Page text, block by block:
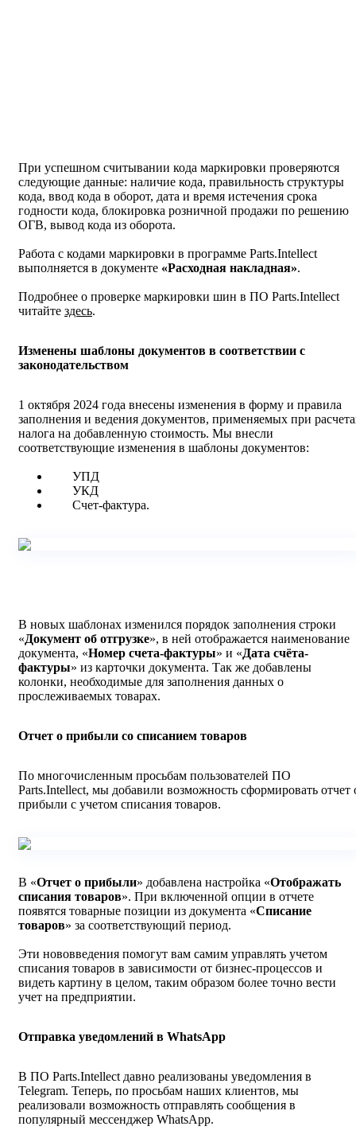
При успешном считывании кода маркировки проверяются
следующие данные: наличие кода, правильность структуры
кода, ввод кода в оборот, дата и время истечения срока
годности кода, блокировка розничной продажи по решению
ОГВ, вывод кода из оборота.
Работа с кодами маркировки в программе Parts.Intellect
выполняется в документе «Расходная накладная».
Подробнее о проверке маркировки шин в ПО Parts.Intellect
читайте здесь.
Изменены шаблоны документов в соответствии с
законодательством
1 октября 2024 года внесены изменения в форму и правила
заполнения и ведения документов, применяемых при
налога на добавленную стоимость. Мы внесли
соответствующие изменения в шаблоны документов:
УПД
УКД
Счет-фактура.
В новых шаблонах изменился порядок заполнения строки
«Документ об отгрузке», в ней отображается наименование
документа, «Номер счета-фактуры» и «Дата счёта-
фактуры» из карточки документа. Так же добавлены
колонки, необходимые для заполнения данных о
прослеживаемых товарах.
Отчет о прибыли со списанием товаров
По многочисленным просьбам пользователей ПО
Parts.Intellect, мы добавили возможность сформировать отчет
прибыли с учетом списания товаров.
В «Отчет о прибыли» добавлена настройка «Отображать
списания товаров». При включенной опции в отчете
появятся товарные позиции из документа «Списание
товаров» за соответствующий период.
Эти нововведения помогут вам самим управлять учетом
списания товаров в зависимости от бизнес-процессов и
видеть картину в целом, таким образом более точно вести
учет на предприятии.
Отправка уведомлений в WhatsApp
В ПО Parts.Intellect давно реализованы уведомления в
Telegram. Теперь, по просьбам наших клиентов, мы
реализовали возможность отправлять сообщения в
популярный мессенджер WhatsApp.